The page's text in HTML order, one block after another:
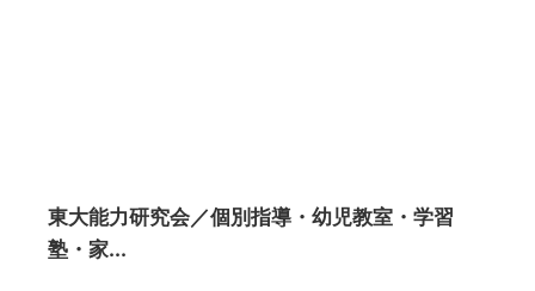
東大能力研究会／個別指導・幼児教室・学習
塾・家...